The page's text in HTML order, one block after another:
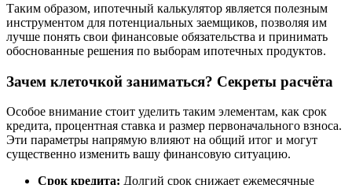
Таким образом, ипотечный калькулятор является полезным
инструментом для потенциальных заемщиков, позволяя им
лучше понять свои финансовые обязательства и принимать
обоснованные решения по выборам ипотечных продуктов.
Зачем клеточкой заниматься? Секреты расчёта
Особое внимание стоит уделить таким элементам, как срок
кредита, процентная ставка и размер первоначального взноса.
Эти параметры напрямую влияют на общий итог и могут
существенно изменить вашу финансовую ситуацию.
Срок кредита: Долгий срок снижает ежемесячные